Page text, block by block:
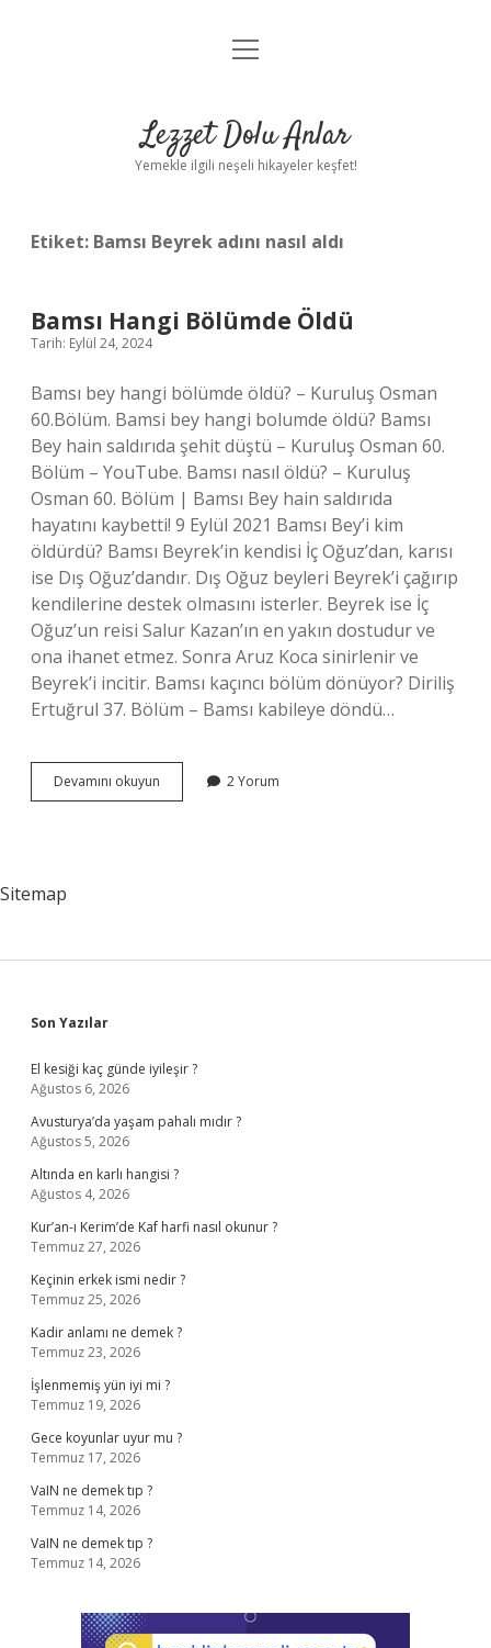
Anasayfa
Yasal Uyarı
menüyü
Lezzet Dolu Anlar
Yemekle ilgili neşeli hikayeler keşfet!
Etiket: Bamsı Beyrek adını nasıl aldı
Bamsı Hangi Bölümde Öldü
Tarih: Eylül 24, 2024
Bamsı bey hangi bölümde öldü? – Kuruluş Osman
60.Bölüm. Bamsi bey hangi bolumde öldü? Bamsı
Bey hain saldırıda şehit düştü – Kuruluş Osman 60.
Bölüm – YouTube. Bamsı nasıl öldü? – Kuruluş
Osman 60. Bölüm | Bamsı Bey hain saldırıda
hayatını kaybetti! 9 Eylül 2021 Bamsı Bey’i kim
öldürdü? Bamsı Beyrek’in kendisi İç Oğuz’dan, karısı
ise Dış Oğuz’dandır. Dış Oğuz beyleri Beyrek’i çağırıp
kendilerine destek olmasını isterler. Beyrek ise İç
Oğuz’un reisi Salur Kazan’ın en yakın dostudur ve
ona ihanet etmez. Sonra Aruz Koca sinirlenir ve
Beyrek’i incitir. Bamsı kaçıncı bölüm dönüyor? Diriliş
Ertuğrul 37. Bölüm – Bamsı kabileye döndü…
Devamını okuyun
Hangi
2 Yorum
Sitemap
Sidebar
Son Yazılar
El kesiği kaç günde iyileşir ?
Ağustos 6, 2026
Avusturya’da yaşam pahalı mıdır ?
Ağustos 5, 2026
Altında en karlı hangisi ?
Ağustos 4, 2026
Kur’an-ı Kerim’de Kaf harfi nasıl okunur ?
Temmuz 27, 2026
Keçinin erkek ismi nedir ?
Temmuz 25, 2026
Kadir anlamı ne demek ?
Temmuz 23, 2026
İşlenmemiş yün iyi mi ?
Temmuz 19, 2026
Gece koyunlar uyur mu ?
Temmuz 17, 2026
VaIN ne demek tıp ?
Temmuz 14, 2026
VaIN ne demek tıp ?
Temmuz 14, 2026